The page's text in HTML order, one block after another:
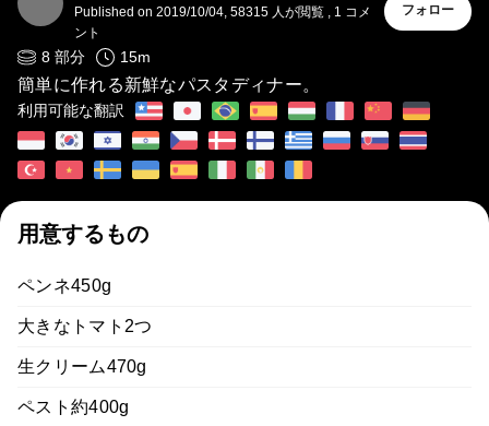
Published on 2019/10/04, 58315 人が閲覧 , 1 コメ
ント
フォロー
8 部分 15m
簡単に作れる新鮮なパスタディナー。
利用可能な翻訳
用意するもの
ペンネ450g
大きなトマト2つ
生クリーム470g
ペスト約400g